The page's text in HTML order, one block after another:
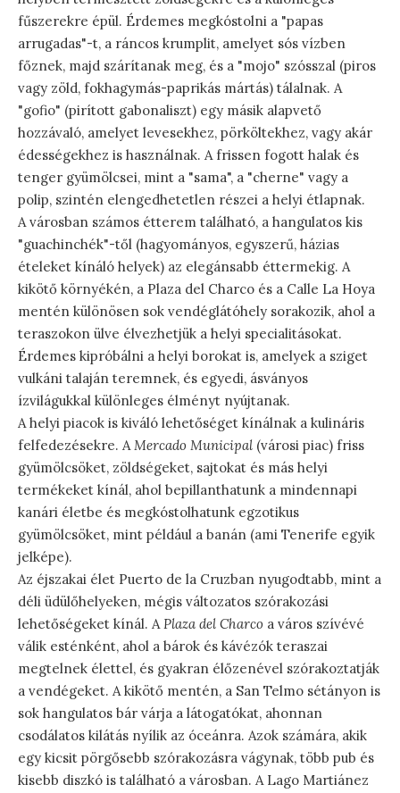
fűszerekre épül. Érdemes megkóstolni a "papas
arrugadas"-t, a ráncos krumplit, amelyet sós vízben
főznek, majd szárítanak meg, és a "mojo" szósszal (piros
vagy zöld, fokhagymás-paprikás mártás) tálalnak. A
"gofio" (pirított gabonaliszt) egy másik alapvető
hozzávaló, amelyet levesekhez, pörköltekhez, vagy akár
édességekhez is használnak. A frissen fogott halak és
tenger gyümölcsei, mint a "sama", a "cherne" vagy a
polip, szintén elengedhetetlen részei a helyi étlapnak.
A városban számos étterem található, a hangulatos kis
"guachinchék"-től (hagyományos, egyszerű, házias
ételeket kínáló helyek) az elegánsabb éttermekig. A
kikötő környékén, a Plaza del Charco és a Calle La Hoya
mentén különösen sok vendéglátóhely sorakozik, ahol a
teraszokon ülve élvezhetjük a helyi specialitásokat.
Érdemes kipróbálni a helyi borokat is, amelyek a sziget
vulkáni talaján teremnek, és egyedi, ásványos
ízvilágukkal különleges élményt nyújtanak.
A helyi piacok is kiváló lehetőséget kínálnak a kulináris
felfedezésekre. AMercado Municipal (városi piac) friss
gyümölcsöket, zöldségeket, sajtokat és más helyi
termékeket kínál, ahol bepillanthatunk a mindennapi
kanári életbe és megkóstolhatunk egzotikus
gyümölcsöket, mint például a banán (ami Tenerife egyik
jelképe).
Az éjszakai élet Puerto de la Cruzban nyugodtabb, mint a
déli üdülőhelyeken, mégis változatos szórakozási
lehetőségeket kínál. APlaza del Charco a város szívévé
válik esténként, ahol a bárok és kávézók teraszai
megtelnek élettel, és gyakran élőzenével szórakoztatják
a vendégeket. A kikötő mentén, a San Telmo sétányon is
sok hangulatos bár várja a látogatókat, ahonnan
csodálatos kilátás nyílik az óceánra. Azok számára, akik
egy kicsit pörgősebb szórakozásra vágynak, több pub és
kisebb diszkó is található a városban. A Lago Martiánez